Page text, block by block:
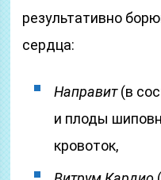
результативно
сердца:
Направит(в
и плоды
кровоток,